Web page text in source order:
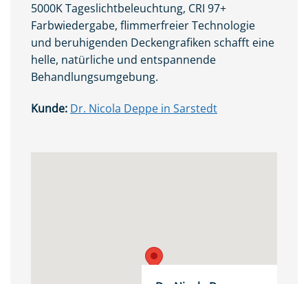
5000K Tageslichtbeleuchtung, CRI 97+
Farbwiedergabe, flimmerfreier Technologie
und beruhigenden Deckengrafiken schafft eine
helle, natürliche und entspannende
Behandlungsumgebung.
Kunde: Dr. Nicola Deppe in Sarstedt